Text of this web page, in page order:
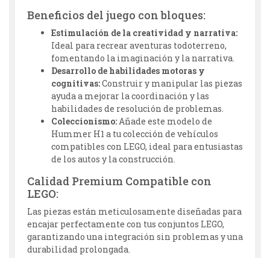
Beneficios del juego con bloques:
Estimulación de la creatividad y narrativa:
Ideal para recrear aventuras todoterreno,
fomentando la imaginación y la narrativa.
Desarrollo de habilidades motoras y
cognitivas:Construir y manipular las piezas
ayuda a mejorar la coordinación y las
habilidades de resolución de problemas.
Coleccionismo:Añade este modelo de
Hummer H1 a tu colección de vehículos
compatibles con LEGO, ideal para entusiastas
de los autos y la construcción.
Calidad Premium Compatible con
LEGO:
Las piezas están meticulosamente diseñadas para
encajar perfectamente con tus conjuntos LEGO,
garantizando una integración sin problemas y una
durabilidad prolongada.